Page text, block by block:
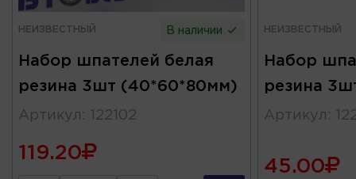
НЕИЗВЕСТНЫЙ В наличии
Набор шпателей белая
резина 3шт (40*60*80мм)
Артикул : 122102
119.20
НЕИЗВЕСТНЫЙ
Набор
резина
Артикул :
45.00